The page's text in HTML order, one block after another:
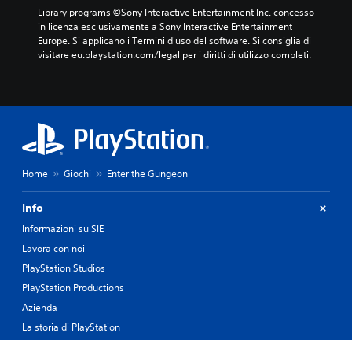
Library programs ©Sony Interactive Entertainment Inc. concesso
in licenza esclusivamente a Sony Interactive Entertainment
Europe. Si applicano i Termini d'uso del software. Si consiglia di
visitare eu.playstation.com/legal per i diritti di utilizzo completi.
Home Giochi Enter the Gungeon
Info
Informazioni su SIE
Lavora con noi
PlayStation Studios
PlayStation Productions
Azienda
La storia di PlayStation